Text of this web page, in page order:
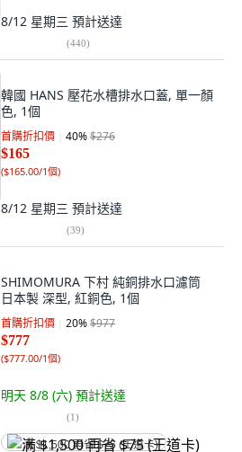
8/12 星期三 預計送達
(440)
韓國 HANS 壓花水槽排水口蓋, 單一顏
色, 1個
首購折扣價 40%$276
$165
($165.00/1個)
8/12 星期三 預計送達
(39)
SHIMOMURA 下村 純銅排水口濾筒
日本製 深型, 紅銅色, 1個
首購折扣價 20%$977
$777
($777.00/1個)
明天 8/8 (六) 預計送達
(1)
满 $1,500 再省 $75 (王道卡)